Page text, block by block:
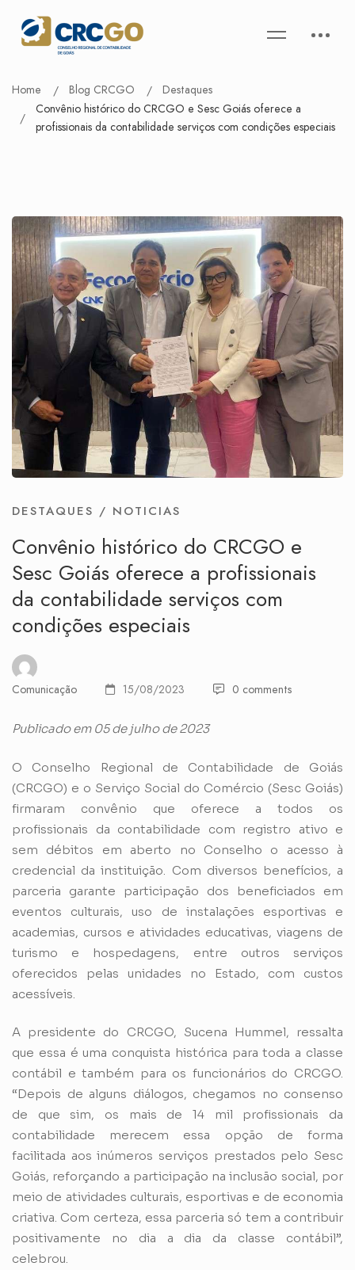
Home Blog CRCGO
Destaques
Convênio histórico do CRCGO e Sesc Goiás oferece a
profissionais da contabilidade serviços com condições especiais
DESTAQUES / NOTICIAS
Convênio histórico do CRCGO e
Sesc Goiás oferece a profissionais
da contabilidade serviços com
condições especiais
Comunicação 15/08/2023 0 comments
Publicado em 05 de julho de 2023
O Conselho Regional de Contabilidade de Goiás
(CRCGO) e o Serviço Social do Comércio (Sesc Goiás)
firmaram convênio que oferece a todos os
profissionais da contabilidade com registro ativo e
sem débitos em aberto no Conselho o acesso à
credencial da instituição. Com diversos benefícios, a
parceria garante participação dos beneficiados em
eventos culturais, uso de instalações esportivas e
academias, cursos e atividades educativas, viagens de
turismo e hospedagens, entre outros serviços
oferecidos pelas unidades no Estado, com custos
acessíveis.
A presidente do CRCGO, Sucena Hummel, ressalta
que essa é uma conquista histórica para toda a classe
contábil e também para os funcionários do CRCGO.
“Depois de alguns diálogos, chegamos no consenso
de que sim, os mais de 14 mil profissionais da
contabilidade merecem essa opção de forma
facilitada aos inúmeros serviços prestados pelo Sesc
Goiás, reforçando a participação na inclusão social, por
meio de atividades culturais, esportivas e de economia
criativa. Com certeza, essa parceria só tem a contribuir
positivamente no dia a dia da classe contábil”,
celebrou.